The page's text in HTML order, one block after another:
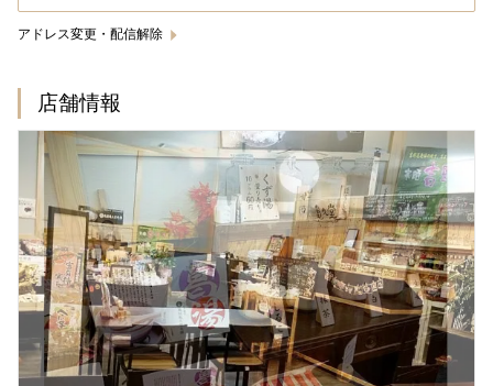
アドレス変更・配信解除
店舗情報